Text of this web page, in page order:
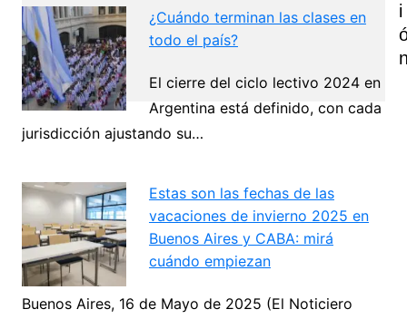
¿Cuándo terminan las clases en
todo el país?
El cierre del ciclo lectivo 2024 en
Argentina está definido, con cada
jurisdicción ajustando su…
Estas son las fechas de las
vacaciones de invierno 2025 en
Buenos Aires y CABA: mirá
cuándo empiezan
Buenos Aires, 16 de Mayo de 2025 (El Noticiero
I
Navegación
de
entradas
Next